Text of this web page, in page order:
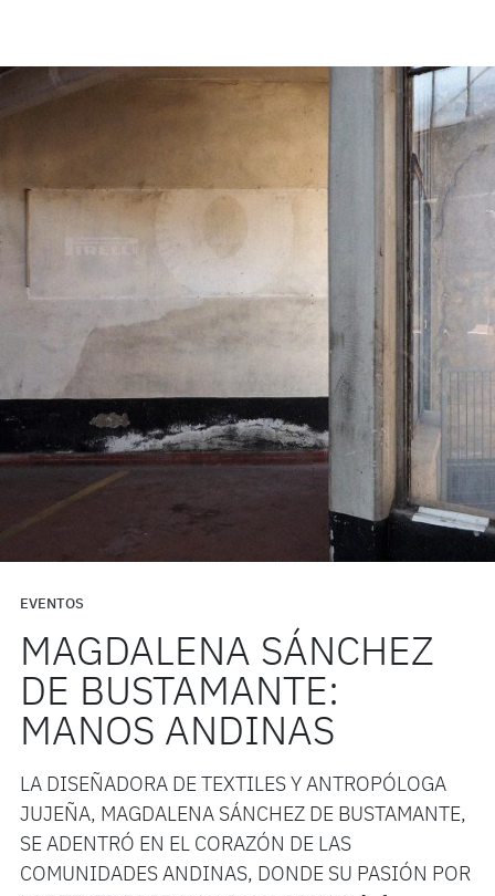
EVENTOS
MAGDALENA SÁNCHEZ
DE BUSTAMANTE:
MANOS ANDINAS
LA DISEÑADORA DE TEXTILES Y ANTROPÓLOGA
JUJEÑA, MAGDALENA SÁNCHEZ DE BUSTAMANTE,
SE ADENTRÓ EN EL CORAZÓN DE LAS
COMUNIDADES ANDINAS, DONDE SU PASIÓN POR